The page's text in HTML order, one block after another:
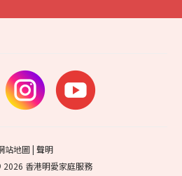
站地圖|聲明
香港明愛家庭服務